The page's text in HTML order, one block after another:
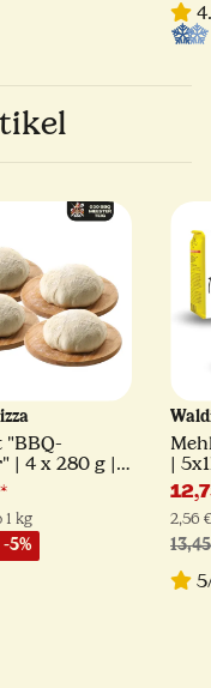
"BBQ-
| 4 x 280 g |
*
1 kg
-5%
|
2,56